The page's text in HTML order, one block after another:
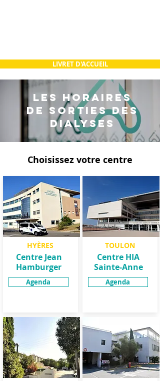
LIVRET D'ACCUEIL
LES HORAIRES
DE SORTIES DES
DIALYSES
Choisissez votre centre
HYÈRES
Centre Jean
Hamburger
Agenda
TOULON
Centre HIA
Sainte-Anne
Agenda